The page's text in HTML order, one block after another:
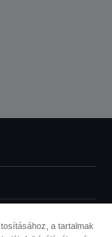
a tartalmak